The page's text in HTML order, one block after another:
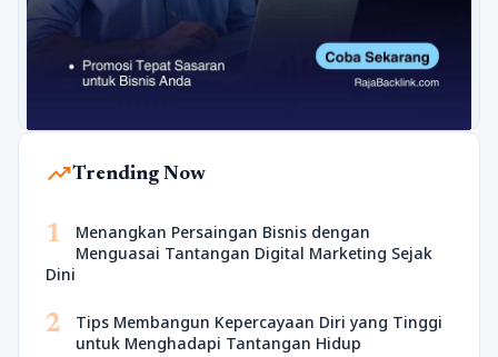
trending_upTrending Now
1
Menangkan Persaingan Bisnis dengan
Menguasai Tantangan Digital Marketing Sejak
Dini
2
Tips Membangun Kepercayaan Diri yang Tinggi
untuk Menghadapi Tantangan Hidup